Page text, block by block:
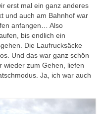
erst mal ein ganz anderes
und auch am Bahnhof war
anfangen… Also
bis endlich ein
Die Laufrucksäcke
Und das war ganz schön
wieder zum Gehen, liefen
Ja, ich war auch